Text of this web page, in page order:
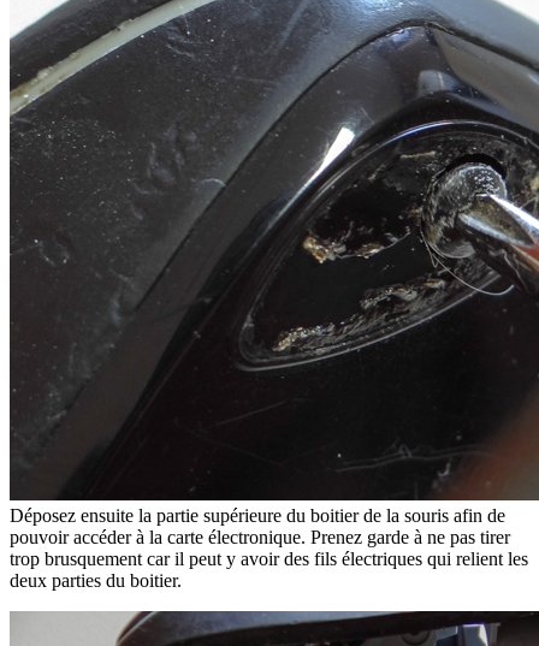
Déposez ensuite la partie supérieure du boitier de la souris afin de
pouvoir accéder à la carte électronique. Prenez garde à ne pas tirer
trop brusquement car il peut y avoir des fils électriques qui relient les
deux parties du boitier.